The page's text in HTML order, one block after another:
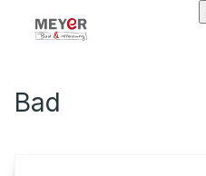
Bad